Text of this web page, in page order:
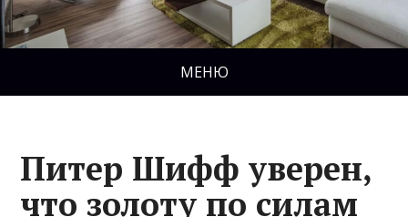
МЕНЮ
Питер Шифф уверен,
что золоту по силам